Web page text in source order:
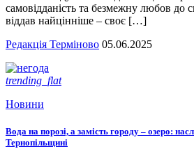
самовідданість та безмежну любов до
віддав найцінніше – своє […]
Редакція Терміново 05.06.2025
trending_flat
Новини
Вода на порозі, а замість городу – озеро:
Тернопільщині